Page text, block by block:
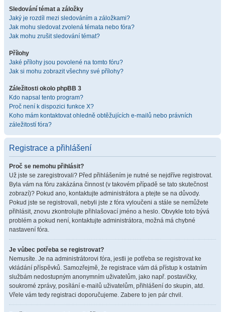
Sledování témat a záložky
Jaký je rozdíl mezi sledováním a záložkami?
Jak mohu sledovat zvolená témata nebo fóra?
Jak mohu zrušit sledování témat?
Přílohy
Jaké přílohy jsou povolené na tomto fóru?
Jak si mohu zobrazit všechny své přílohy?
Záležitosti okolo phpBB 3
Kdo napsal tento program?
Proč není k dispozici funkce X?
Koho mám kontaktovat ohledně obtěžujících e-mailů nebo právních
záležitostí fóra?
Registrace a přihlášení
Proč se nemohu přihlásit?
Už jste se zaregistrovali? Před přihlášením je nutné se nejdříve registrovat.
Byla vám na fóru zakázána činnost (v takovém případě se tato skutečnost
zobrazí)? Pokud ano, kontaktujte administrátora a ptejte se na důvody.
Pokud jste se registrovali, nebyli jste z fóra vyloučeni a stále se nemůžete
přihlásit, znovu zkontrolujte přihlašovací jméno a heslo. Obvykle toto bývá
problém a pokud není, kontaktujte administrátora, možná má chybné
nastavení fóra.
Je vůbec potřeba se registrovat?
Nemusíte. Je na administrátorovi fóra, jestli je potřeba se registrovat ke
vkládání příspěvků. Samozřejmě, že registrace vám dá přístup k ostatním
službám nedostupným anonymním uživatelům, jako např. postavičky,
soukromé zprávy, posílání e-mailů uživatelům, přihlášení do skupin, atd.
Vřele vám tedy registraci doporučujeme. Zabere to jen pár chvil.